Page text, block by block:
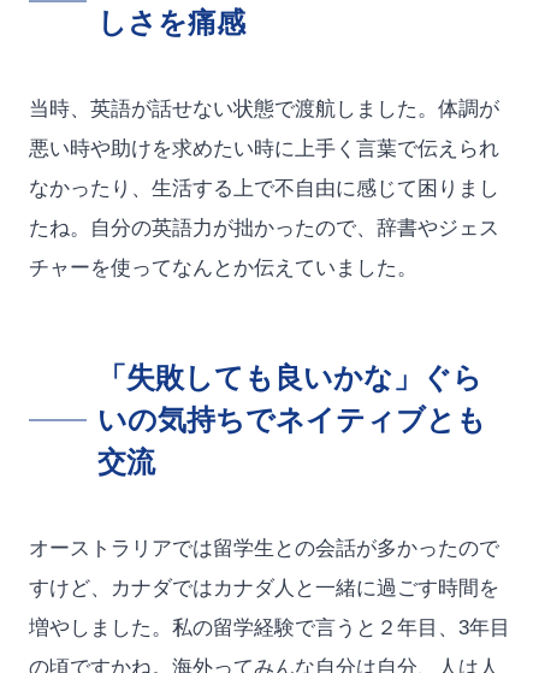
しさを痛感
当時、英語が話せない状態で渡航しました。体調が
悪い時や助けを求めたい時に上手く言葉で伝えられ
なかったり、生活する上で不自由に感じて困りまし
たね。自分の英語力が拙かったので、辞書やジェス
チャーを使ってなんとか伝えていました。
「失敗しても良いかな」ぐら
いの気持ちでネイティブとも
交流
オーストラリアでは留学生との会話が多かったので
すけど、カナダではカナダ人と一緒に過ごす時間を
増やしました。私の留学経験で言うと２年目、3年目
の頃ですかね。海外ってみんな自分は自分、人は人